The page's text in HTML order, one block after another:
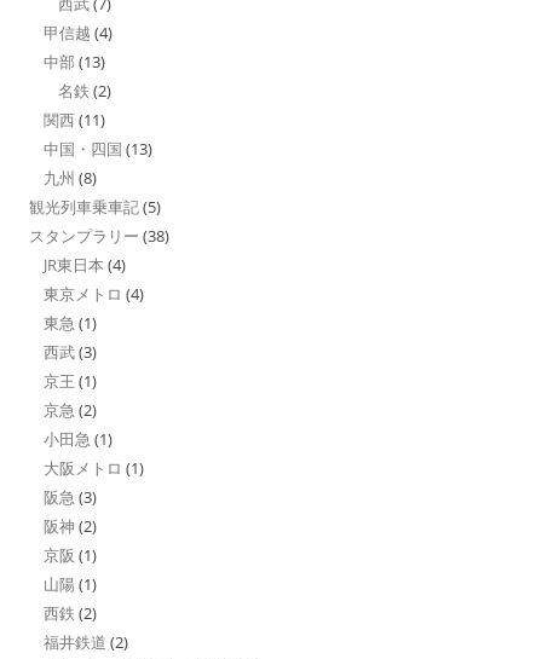
甲信越 (4)
中部 (13)
名鉄 (2)
関西(11)
中国・四国 (13)
九州 (8)
観光列車乗車記(5)
スタンプラリー (38)
JR東日本 (4)
東京メトロ (4)
東急 (1)
西武(3)
京王 (1)
京急 (2)
小田急 (1)
大阪メトロ (1)
阪急 (3)
阪神 (2)
京阪 (1)
山陽 (1)
西鉄 (2)
福井鉄道 (2)